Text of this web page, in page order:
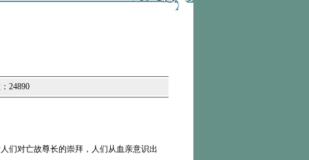
24890
们对亡故尊长的崇拜，人们从血亲意识出